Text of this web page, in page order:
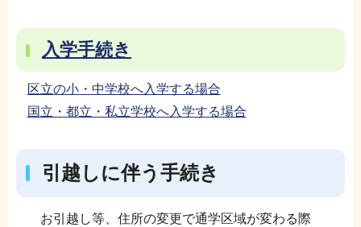
入学手続き
区立の小・中学校へ入学する場合
国立・都立・私立学校へ入学する場合
引越しに伴う手続き
お引越し等、住所の変更で通学区域が変わる際